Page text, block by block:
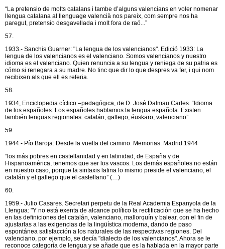
“La pretensio de molts catalans i tambe d’alguns valencians en voler nomenar
llengua catalana al llenguage valencià nos pareix, com sempre nos ha
paregut, pretensio desgavellada i molt fora de raó...”
57.
1933.- Sanchis Guarner: "La lengua de los valencianos". Edició 1933: La
lengua de los valencianos es el valenciano. Somos valencianos y nuestro
idioma es el valenciano. Quien renuncia a su lengua y reniega de su patria es
cómo si renegara a su madre. No tinc que dir lo que despres va fer, i qui nom
recibixen als que ell es referia.
58.
1934, Enciclopedia cíclico –pedagógica, de D. José Dalmau Carles. “Idioma
de los españoles: Los españoles hablamos la lengua española. Existen
también lenguas regionales: catalán, gallego, éuskaro, valenciano”.
59.
1944.- Pío Baroja: Desde la vuelta del camino. Memorias. Madrid 1944
“los más pobres en castellanidad y en latinidad, de España y de
Hispanoamérica, tenemos que ser los vascos. Los demás españoles no están
en nuestro caso, porque la sintaxis latina lo mismo preside el valenciano, el
catalán y el gallego que el castellano” (…)
60.
1959.- Julio Casares. Secretari perpetu de la Real Academia Espanyola de la
Llengua: "Y no está exenta de alcance político la rectificación que se ha hecho
en las definiciones del catalán, valenciano, mallorquín y balear, con el fin de
ajustarlas a las exigencias de la lingüística moderna, dando de paso
espontánea satisfacción a los naturales de las respectivas regiones. Del
valenciano, por ejemplo, se decía "dialecto de los valencianos". Ahora se le
reconoce categoría de lengua y se añade que es la hablada en la mayor parte